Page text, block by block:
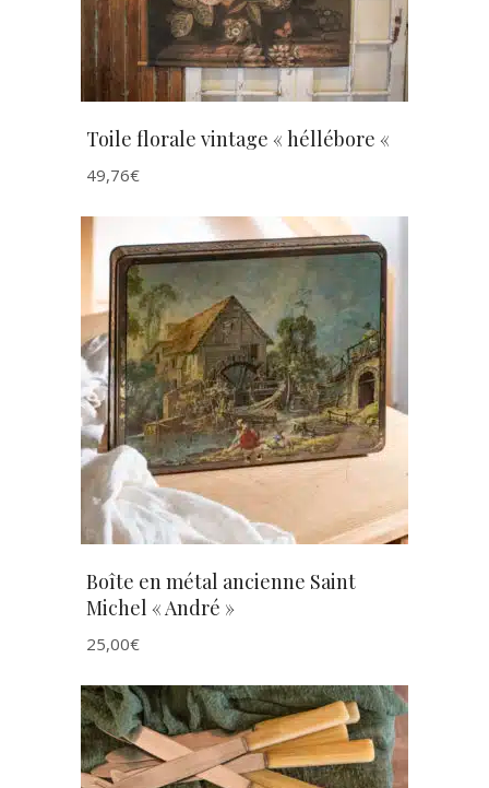
Toile florale vintage « héllébore «
49,76€
AJOUTER AU PANIER
Boîte en métal ancienne Saint
Michel « André »
25,00€